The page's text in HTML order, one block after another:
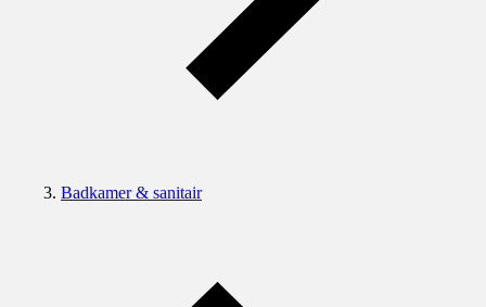
Badkamer & sanitair